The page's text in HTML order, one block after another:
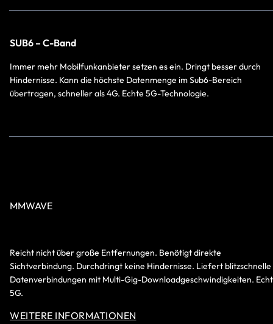
SUB6 – C-Band
Immer mehr Mobilfunkanbieter setzen es ein. Dringt besser durch
Hindernisse. Kann die höchste Datenmenge im Sub6-Bereich
übertragen, schneller als 4G. Echte 5G-Technologie.
MMWAVE
Reicht nicht über große Entfernungen. Benötigt direkte
Sichtverbindung. Durchdringt keine Hindernisse. Liefert blitzschnelle
Datenverbindungen mit Multi-Gig-Downloadgeschwindigkeiten.
5G.
WEITERE INFORMATIONEN